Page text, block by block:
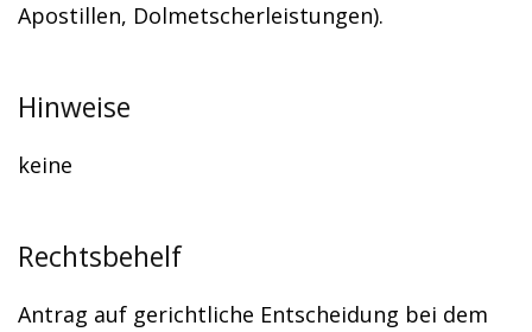
Apostillen, Dolmetscherleistungen).
Hinweise
keine
Rechtsbehelf
Antrag auf gerichtliche Entscheidung bei dem